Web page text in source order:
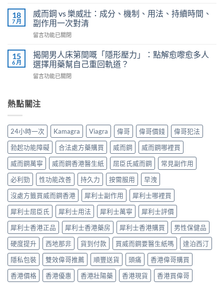
泌
尿
醫
教
你
安
效
改
早
洩〉
中
軟
掉？
Kamagra
液
威
而
使
得
全
全
解
析〉
中
而
鋼
正
確
用
7
步
＋
副
效
多
數
係
食
唔
對，
副
作
用
要
識
分
輕
重〉
中
18
7 月
威而鋼 vs 樂威壯：成分、機制、用法、持續時間、
副作用一次對清
在
而
鋼
vs
樂
成
制、
用
法、
持
續
時
間、
副
作
用
一
次
對
清〉
中
留言功能已關閉
15
6 月
揭開男人床第間嘅「隱形壓力」：點解愈嚟愈多人
選擇用藥幫自己重回軌道？
在
男
人
第
嘅
「隱
形
壓
力」：
點
解
愈
嚟
愈
多
人
選
擇
用
藥
幫
留言功能已關閉
熱點關注
24小時一次 Kamagra Viagra 偉哥 偉哥價錢
偉哥犯法
勃起功能障礙
合法處方藥購買 威而鋼
威而鋼哪裡買
威而鋼萬寧
威而鋼香港醫生紙 屈臣氏威而鋼
常見副作用
必利勁
性功能改善 持久力 按需服用
早洩
沒處方籤買威而鋼香港
犀利士副作用
犀利士哪裡買
犀利士屈臣氏
犀利士用法 犀利士萬寧
犀利士評價
犀利士香港正品
犀利士香港藥房 犀利士香港購買
男性保健品
硬度提升
西地那非 貨到付款 買威而鋼要醫生紙嗎
達泊西汀
隱私包裝
雙效偉哥推薦 順豐送貨 頭痛
香港偉哥購買
香港價格
香港優惠 香港壯陽藥 香港現貨 香港買偉哥